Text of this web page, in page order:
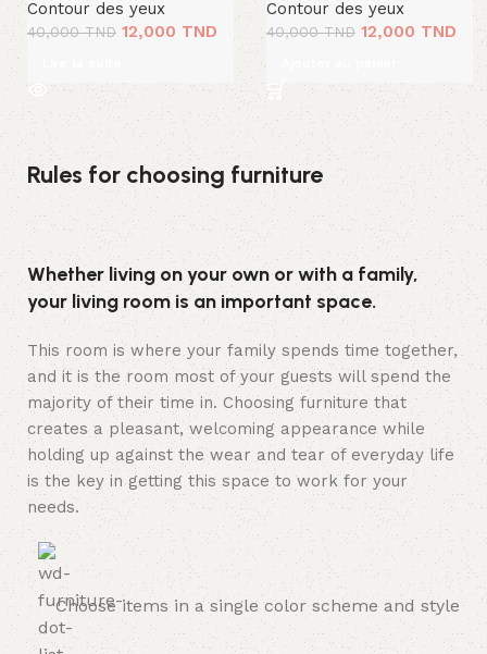
Contour des yeux
40,000TND 12,000 TND
Contour des yeux
40,000TND 12,000 TND
Rules for choosing furniture
Whether living on your own or with a family,
your living room is an important space.
This room is where your family spends time together,
and it is the room most of your guests will spend the
majority of their time in. Choosing furniture that
creates a pleasant, welcoming appearance while
holding up against the wear and tear of everyday life
is the key in getting this space to work for your
needs.
Choose items in a single color scheme and style